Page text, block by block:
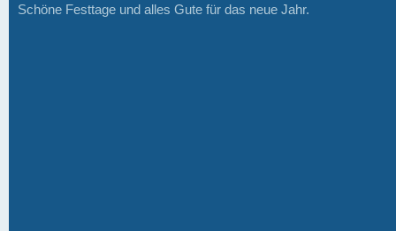
Schöne Festtage und alles Gute für das neue Jahr.